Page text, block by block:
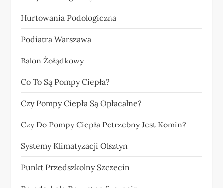
Hurtowania Podologiczna
Podiatra Warszawa
Balon Żołądkowy
Co To Są Pompy Ciepła?
Czy Pompy Ciepła Są Opłacalne?
Czy Do Pompy Ciepła Potrzebny Jest Komin?
Systemy Klimatyzacji Olsztyn
Punkt Przedszkolny Szczecin